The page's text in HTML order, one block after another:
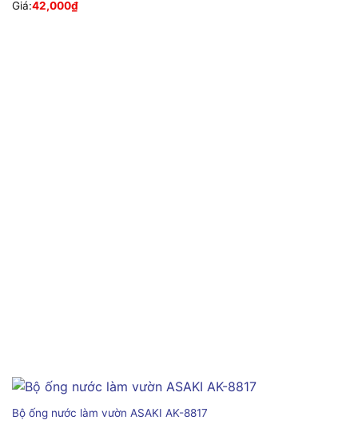
Giá:42,000₫
Bộ ống nước làm vườn ASAKI AK-8817